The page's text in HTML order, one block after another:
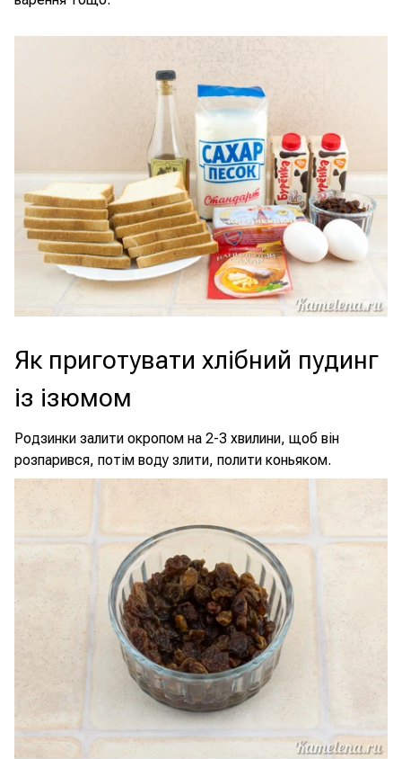
Як приготувати хлібний пудинг
із ізюмом
Родзинки залити окропом на 2-3 хвилини, щоб він
розпарився, потім воду злити, полити коньяком.